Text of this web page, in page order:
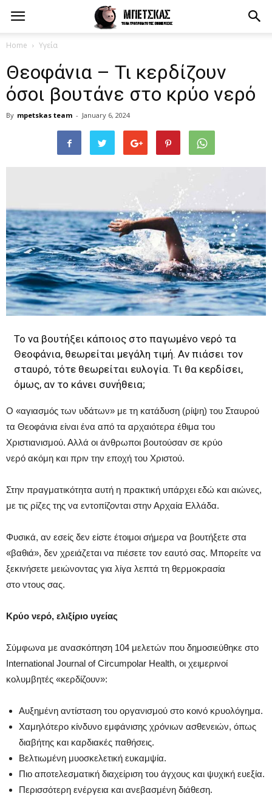
Home Υγεία
Θεοφάνια – Τι κερδίζουν
όσοι βουτάνε στο κρύο νερό
By mpetskas team - January 6, 2024
Το να βουτήξει κάποιος στο παγωμένο νερό τα
Θεοφάνια, θεωρείται μεγάλη τιμή. Αν πιάσει τον
σταυρό, τότε θεωρείται ευλογία. Τι θα κερδίσει,
όμως, αν το κάνει συνήθεια;
Ο «αγιασμός των υδάτων» με τη κατάδυση (ρίψη) του Σταυρού
τα Θεοφάνια είναι ένα από τα αρχαιότερα έθιμα του
Χριστιανισμού. Αλλά οι άνθρωποι βουτούσαν σε κρύο
νερό ακόμη και πριν την εποχή του Χριστού.
Στην πραγματικότητα αυτή η πρακτική υπάρχει εδώ και αιώνες,
με τις ρίζες της να εντοπίζονται στην Αρχαία Ελλάδα.
Φυσικά, αν εσείς δεν είστε έτοιμοι σήμερα να βουτήξετε στα
«βαθιά», δεν χρειάζεται να πιέσετε τον εαυτό σας. Μπορείτε να
ξεκινήσετε μειώνοντας για λίγα λεπτά τη θερμοκρασία
στο ντους σας.
Κρύο νερό, ελιξίριο υγείας
Σύμφωνα με ανασκόπηση 104 μελετών που δημοσιεύθηκε στο
International Journal of Circumpolar Health, οι χειμερινοί
κολυμβητές «κερδίζουν»:
Αυξημένη αντίσταση του οργανισμού στο κοινό κρυολόγημα.
Χαμηλότερο κίνδυνο εμφάνισης χρόνιων ασθενειών, όπως
διαβήτης και καρδιακές παθήσεις.
Βελτιωμένη μυοσκελετική ευκαμψία.
Πιο αποτελεσματική διαχείριση του άγχους και ψυχική ευεξία.
Περισσότερη ενέργεια και ανεβασμένη διάθεση.